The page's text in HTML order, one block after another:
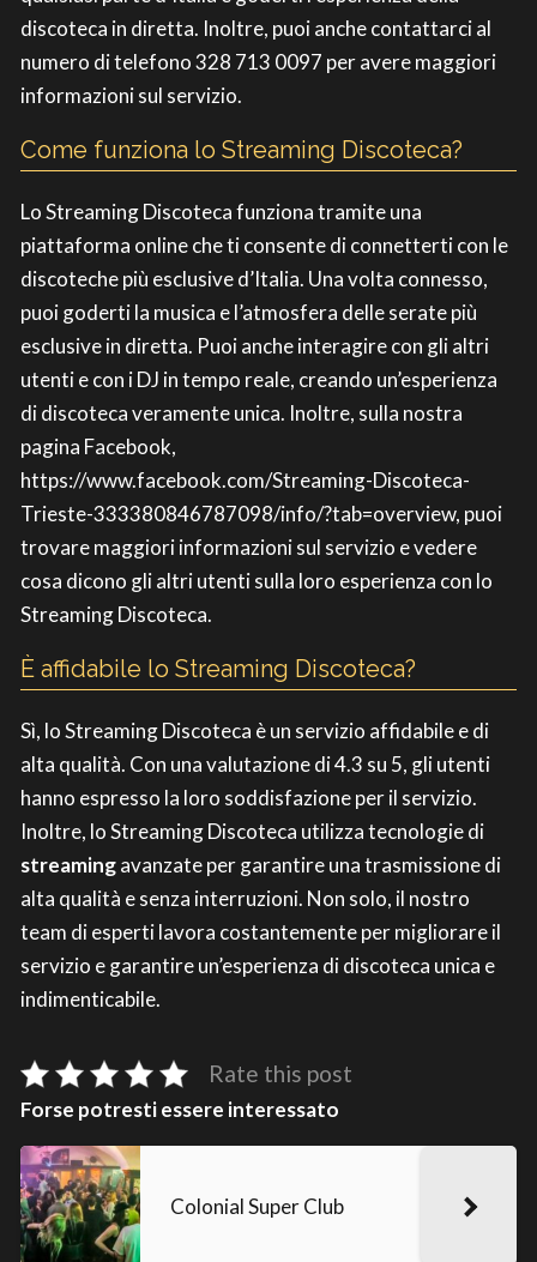
discoteca in diretta. Inoltre, puoi anche contattarci al
numero di telefono 328 713 0097 per avere maggiori
informazioni sul servizio.
Come funziona lo Streaming Discoteca?
Lo Streaming Discoteca funziona tramite una
piattaforma online che ti consente di connetterti con le
discoteche più esclusive d’Italia. Una volta connesso,
puoi goderti la musica e l’atmosfera delle serate più
esclusive in diretta. Puoi anche interagire con gli altri
utenti e con i DJ in tempo reale, creando un’esperienza
di discoteca veramente unica. Inoltre, sulla nostra
pagina Facebook,
https://www.facebook.com/Streaming-Discoteca-
Trieste-333380846787098/info/?tab=overview, puoi
trovare maggiori informazioni sul servizio e vedere
cosa dicono gli altri utenti sulla loro esperienza con lo
Streaming Discoteca.
È affidabile lo Streaming Discoteca?
Sì, lo Streaming Discoteca è un servizio affidabile e di
alta qualità. Con una valutazione di 4.3 su 5, gli utenti
hanno espresso la loro soddisfazione per il servizio.
Inoltre, lo Streaming Discoteca utilizza tecnologie di
streamingavanzate per garantire una trasmissione di
alta qualità e senza interruzioni. Non solo, il nostro
team di esperti lavora costantemente per migliorare il
servizio e garantire un’esperienza di discoteca unica e
indimenticabile.
Rate this post
Forse potresti essere interessato
Colonial Super Club